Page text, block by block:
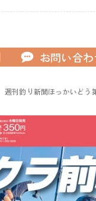
お問い合
週刊釣り新聞ほっかいどう